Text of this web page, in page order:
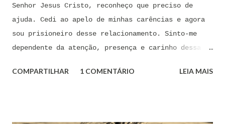
Senhor Jesus Cristo, reconheço que preciso de
ajuda. Cedi ao apelo de minhas carências e agora
sou prisioneiro desse relacionamento. Sinto-me
dependente da atenção, presença e carinho dessa
para me libertar da influência dessas tentações. A
COMPARTILHAR 1 COMENTÁRIO LEIA MAIS